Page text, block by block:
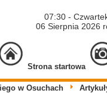
07:30 -
06 Sierpnia 2026
Strona startowa
w Osuchach